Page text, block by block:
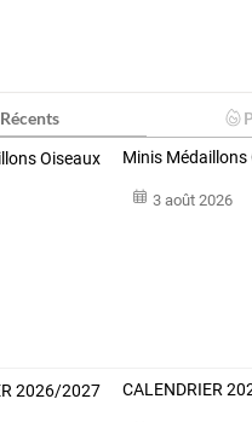
Récents
Minis Médaillons
3 août 2026
CALENDRIER